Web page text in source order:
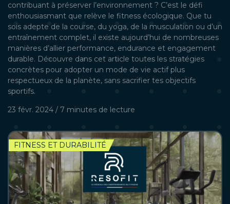
contribuant à préserver l’environnement ? C’est le défi
enthousiasmant que relève le fitness écologique. Que tu
sois adepte de la course, du yoga, de la musculation ou d’un
entraînement complet, il existe aujourd’hui de nombreuses
manières d’allier performance, endurance et engagement
durable. Découvre dans cet article toutes les stratégies
concrètes pour adopter un mode de vie actif plus
respectueux de la planète, sans sacrifier tes objectifs
sportifs.
23 févr. 2024 / 7 minutes de lecture
FITNESS ET DURABILITÉ